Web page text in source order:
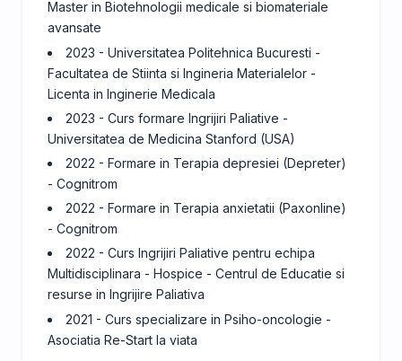
Master in Biotehnologii medicale si biomateriale
avansate
2023 - Universitatea Politehnica Bucuresti -
Facultatea de Stiinta si Ingineria Materialelor -
Licenta in Inginerie Medicala
2023 - Curs formare Ingrijiri Paliative -
Universitatea de Medicina Stanford (USA)
2022 - Formare in Terapia depresiei (Depreter)
- Cognitrom
2022 - Formare in Terapia anxietatii (Paxonline)
- Cognitrom
2022 - Curs Ingrijiri Paliative pentru echipa
Multidisciplinara - Hospice - Centrul de Educatie si
resurse in Ingrijire Paliativa
2021 - Curs specializare in Psiho-oncologie -
Asociatia Re-Start la viata